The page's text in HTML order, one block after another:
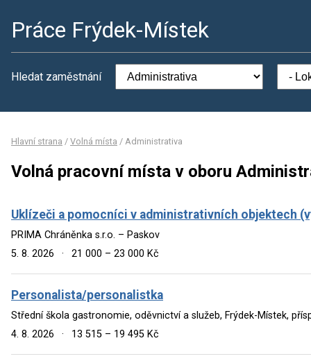
Práce Frýdek-Místek
Hledat zaměstnání
Hlavní strana / Volná místa / Administrativa
Volná pracovní místa v oboru
Uklízeči a pomocníci v administrativních objektech
PRIMA Chráněnka s.r.o. – Paskov
5. 8. 2026
· 21 000 – 23 000 Kč
Personalista/personalistka
Střední škola gastronomie, oděvnictví a služeb, Frýdek-Místek,
4. 8. 2026
· 13 515 – 19 495 Kč